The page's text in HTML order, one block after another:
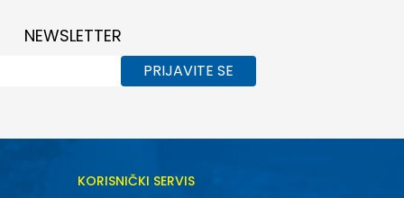
NEWSLETTER
PRIJAVITE SE
KORISNIČKI SERVIS